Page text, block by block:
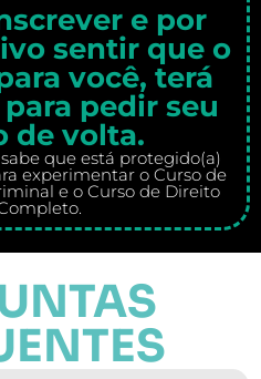
e por
sentir que o
você, terá
pedir seu
de volta.
que está protegido(a)
experimentar o Curso de
e o Curso de Direito